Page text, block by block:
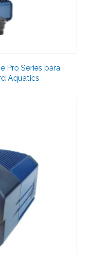
Pro Series para
Aquatics